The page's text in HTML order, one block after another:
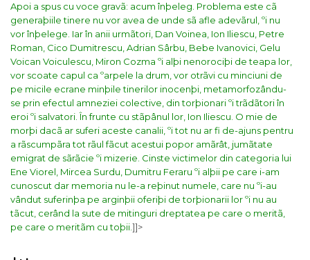
Apoi a spus cu voce gravã: acum înþeleg. Problema este cã
generaþiile tinere nu vor avea de unde sã afle adevãrul, ºi nu
vor înþelege. Iar în anii urmãtori, Dan Voinea, Ion Iliescu, Petre
Roman, Cico Dumitrescu, Adrian Sârbu, Bebe Ivanovici, Gelu
Voican Voiculescu, Miron Cozma ºi alþi nenorociþi de teapa lor,
vor scoate capul ca ºarpele la drum, vor otrãvi cu minciuni de
pe micile ecrane minþile tinerilor inocenþi, metamorfozându-
se prin efectul amneziei colective, din torþionari ºi trãdãtori în
eroi ºi salvatori. În frunte cu stãpânul lor, Ion Iliescu. O mie de
morþi dacã ar suferi aceste canalii, ºi tot nu ar fi de-ajuns pentru
a rãscumpãra tot rãul fãcut acestui popor amãrât, jumãtate
emigrat de sãrãcie ºi mizerie. Cinste victimelor din categoria lui
Ene Viorel, Mircea Surdu, Dumitru Feraru ºi alþii pe care i-am
cunoscut dar memoria nu le-a reþinut numele, care nu ºi-au
vândut suferinþa pe arginþii oferiþi de torþionarii lor ºi nu au
tãcut, cerând la sute de mitinguri dreptatea pe care o meritã,
pe care o meritãm cu toþii.]]>